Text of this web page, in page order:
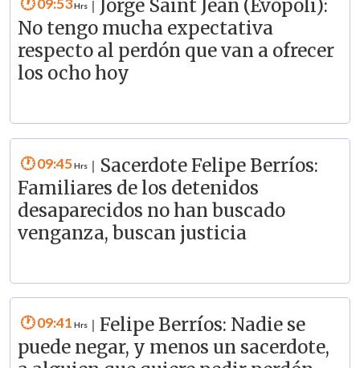
Jorge Saint Jean (Evópoli):
No tengo mucha expectativa
respecto al perdón que van a ofrecer
los ocho hoy
09:45
Sacerdote Felipe Berríos:
Familiares de los detenidos
desaparecidos no han buscado
venganza, buscan justicia
09:41
Felipe Berríos: Nadie se
puede negar, y menos un sacerdote,